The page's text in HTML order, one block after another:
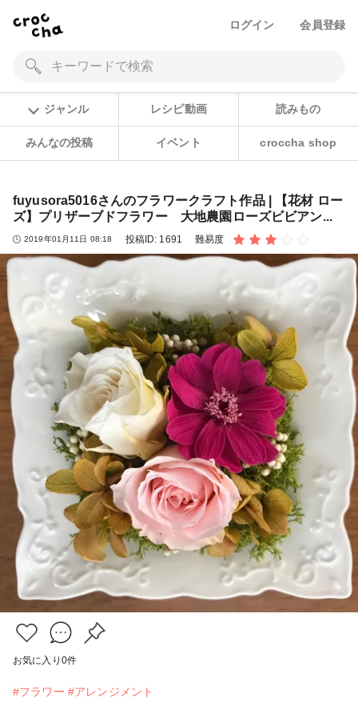
ログイン 会員登録
ジャンル レシピ動画 読みもの
みんなの投稿 イベント croccha shop
fuyusora5016さんのフラワークラフト作品 | 【花材 ロー
ズ】プリザーブドフラワー 大地農園ローズビビアン...
2019年01月11日 08:18 投稿ID: 1691 難易度
お気に入り 0件
#フラワー #アレンジメント